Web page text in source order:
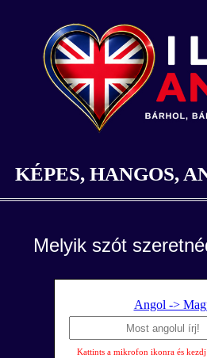
KÉPES, HANGOS,
Melyik szót
Angol ->
Kattints a mikrofon ikonra és kezdj